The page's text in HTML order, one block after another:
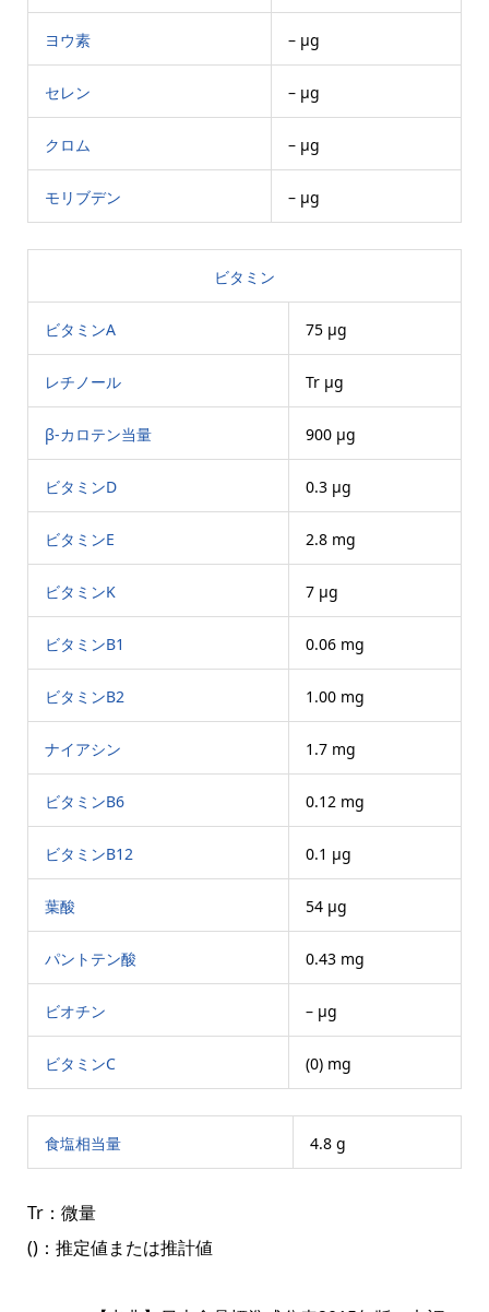
ヨウ素 – μg
セレン – μg
クロム – μg
モリブデン – μg
ビタミン
ビタミンA 75 μg
レチノール Tr μg
β-カロテン当量 900 μg
ビタミンD 0.3 μg
ビタミンE 2.8 mg
ビタミンK 7 μg
ビタミンB1 0.06 mg
ビタミンB2 1.00 mg
ナイアシン 1.7 mg
ビタミンB6 0.12 mg
ビタミンB12 0.1 μg
葉酸 54 μg
パントテン酸 0.43 mg
ビオチン – μg
ビタミンC (0) mg
食塩相当量 4.8 g
Tr：微量
()：推定値または推計値